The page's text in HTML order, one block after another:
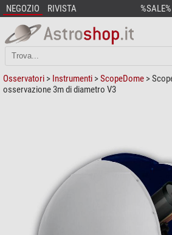
NEGOZIO RIVISTA %SALE%
Osservatori > Instrumenti >ScopeDome >
osservazione 3m di diametro V3